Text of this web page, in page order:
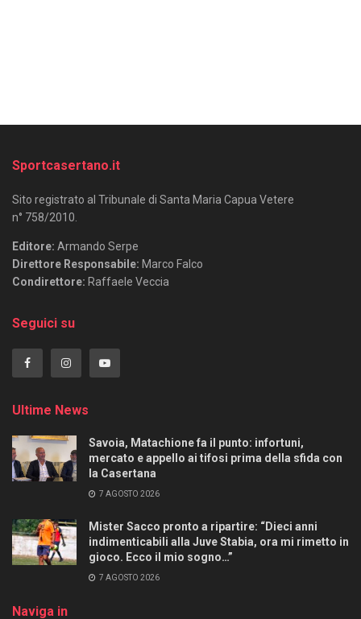
Sportcasertano.it
Sito registrato al Tribunale di Santa Maria Capua Vetere
n° 758/2010.
Editore: Armando Serpe
Direttore Responsabile: Marco Falco
Condirettore: Raffaele Veccia
Seguici su
Ultime News
Savoia, Matachione fa il punto: infortuni,
mercato e appello ai tifosi prima della sfida con
la Casertana
7 AGOSTO 2026
Mister Sacco pronto a ripartire: “Dieci anni
indimenticabili alla Juve Stabia, ora mi rimetto in
gioco. Ecco il mio sogno…”
7 AGOSTO 2026
Naviga in